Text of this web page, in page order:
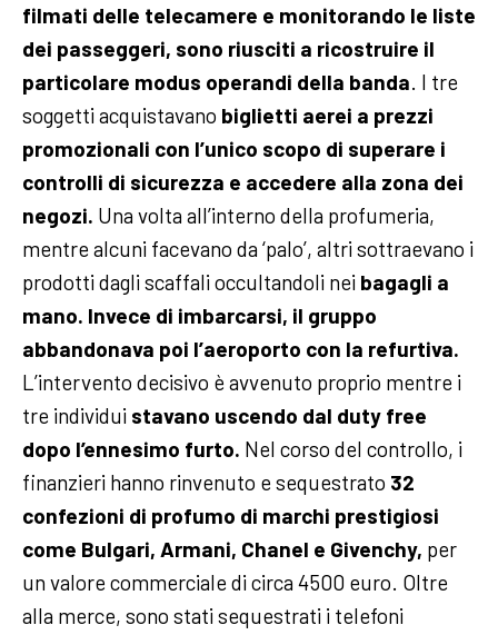
filmati delle telecamere e monitorando le liste
dei passeggeri, sono riusciti a ricostruire il
particolare modus operandi della banda. I tre
soggetti acquistavano biglietti aerei a prezzi
promozionali con l’unico scopo di superare i
controlli di sicurezza e accedere alla zona dei
negozi. Una volta all’interno della profumeria,
mentre alcuni facevano da ‘palo’, altri sottraevano i
prodotti dagli scaffali occultandoli nei bagagli a
mano. Invece di imbarcarsi, il gruppo
abbandonava poi l’aeroporto con la refurtiva.
L’intervento decisivo è avvenuto proprio mentre i
tre individui stavano uscendo dal duty free
dopo l’ennesimo furto. Nel corso del controllo, i
finanzieri hanno rinvenuto e sequestrato 32
confezioni di profumo di marchi prestigiosi
come Bulgari, Armani, Chanel e Givenchy, per
un valore commerciale di circa 4500 euro. Oltre
alla merce, sono stati sequestrati i telefoni